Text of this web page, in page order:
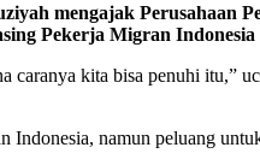
Perusahaan
Pekerja Migran
kita bisa penuhi itu,”
namun peluang